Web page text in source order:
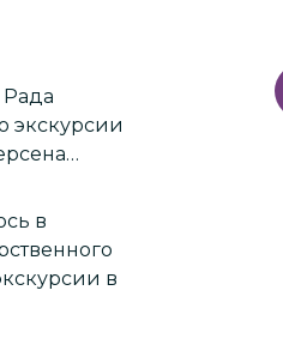
экскурсии
в
в